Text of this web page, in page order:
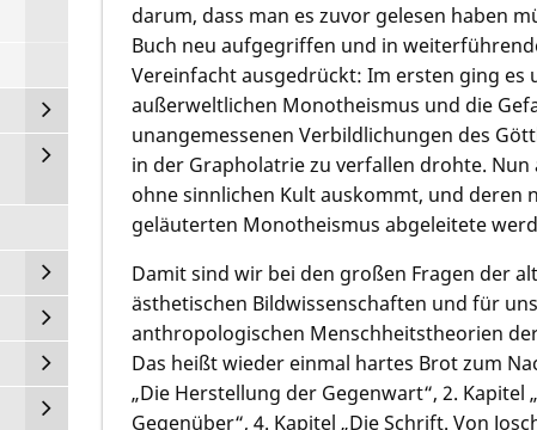
darum, dass man es zuvor gelesen haben
Buch neu aufgegriffen und in
Vereinfacht ausgedrückt: Im ersten ging es
außerweltlichen Monotheismus und die
unangemessenen Verbildlichungen des
in der Grapholatrie zu verfallen drohte. Nun
ohne sinnlichen Kult auskommt, und deren
geläuterten Monotheismus abgeleitete
Damit sind wir bei den großen Fragen der
ästhetischen Bildwissenschaften und für
anthropologischen Menschheitstheorien
Das heißt wieder einmal hartes Brot zum
„Die Herstellung der Gegenwart“, 2. Kapitel
Gegenüber“, 4. Kapitel „Die Schrift. Von